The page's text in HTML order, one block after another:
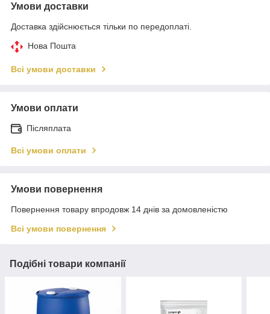
Умови доставки
Доставка здійснюється тільки по передоплаті.
Нова Пошта
Всі умови доставки
Умови оплати
Післяплата
Всі умови оплати
Умови повернення
Повернення товару впродовж 14 днів за домовленістю
Всі умови повернення
Подібні товари компанії